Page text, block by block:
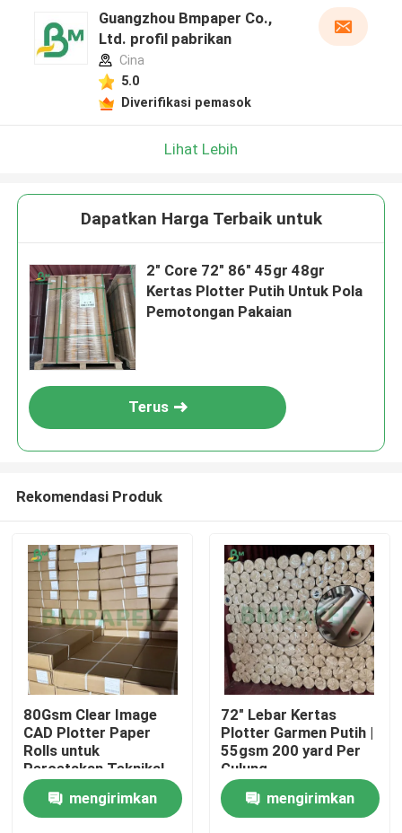
Guangzhou Bmpaper Co.,
Ltd. profil pabrikan
Cina
5.0
Diverifikasi pemasok
Lihat Lebih
Dapatkan Harga Terbaik untuk
2" Core 72" 86" 45gr 48gr
Kertas Plotter Putih Untuk Pola
Pemotongan Pakaian
Terus
Rekomendasi Produk
80Gsm Clear Image
CAD Plotter Paper
Rolls untuk
Percetakan Teknikal
mengirimkan
72" Lebar Kertas
Plotter Garmen Putih |
55gsm 200 yard Per
Gulung
mengirimkan